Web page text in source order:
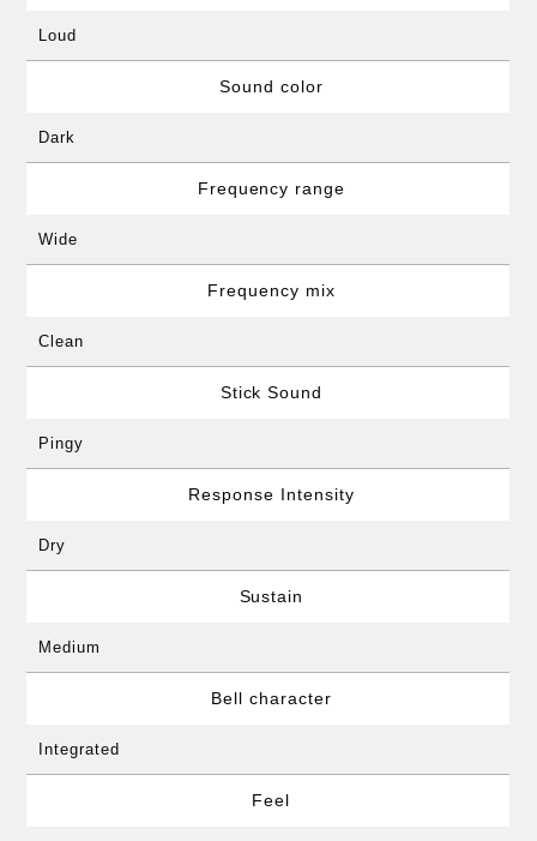
Loud
Sound color
Dark
Frequency range
Wide
Frequency mix
Clean
Stick Sound
Pingy
Response Intensity
Dry
Sustain
Medium
Bell character
Integrated
Feel